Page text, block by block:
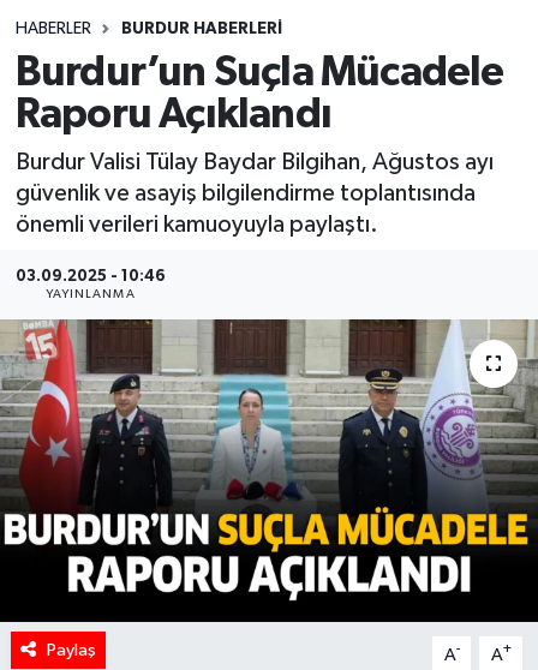
HABERLER BURDUR HABERLERİ
Burdur’un Suçla Mücadele
Raporu Açıklandı
Burdur Valisi Tülay Baydar Bilgihan, Ağustos ayı
güvenlik ve asayiş bilgilendirme toplantısında
önemli verileri kamuoyuyla paylaştı.
03.09.2025 - 10:46
YAYINLANMA
Paylaş A- A+
Spor
Tebrik
Türkiye